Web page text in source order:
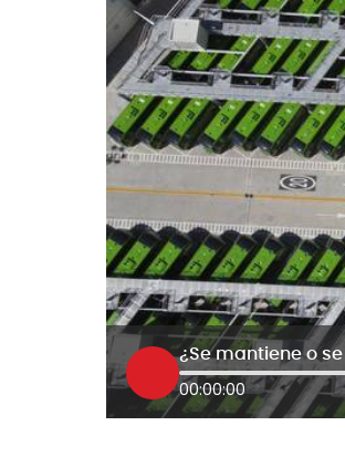
¿Se mantiene o
00:00:00